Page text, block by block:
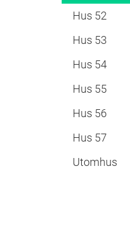
Hus 52
Hus 53
Hus 54
Hus 55
Hus 56
Hus 57
Utomhus